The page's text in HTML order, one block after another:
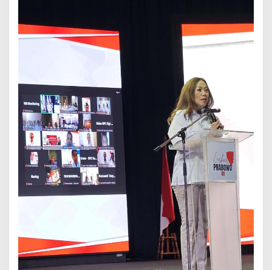
a
m
B
a
n
g
s
a